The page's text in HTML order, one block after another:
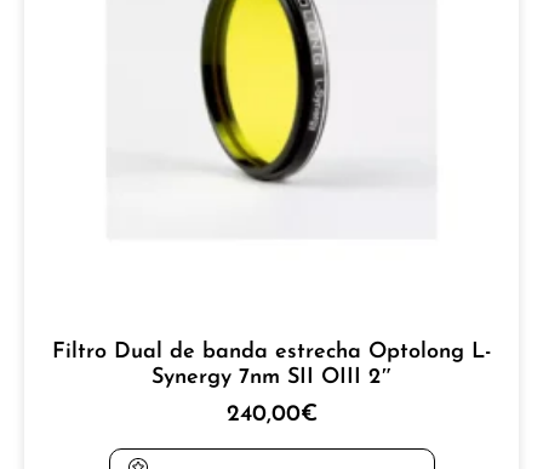
Filtro Dual de banda estrecha Optolong L-
Synergy 7nm SII OIII 2″
240,00€